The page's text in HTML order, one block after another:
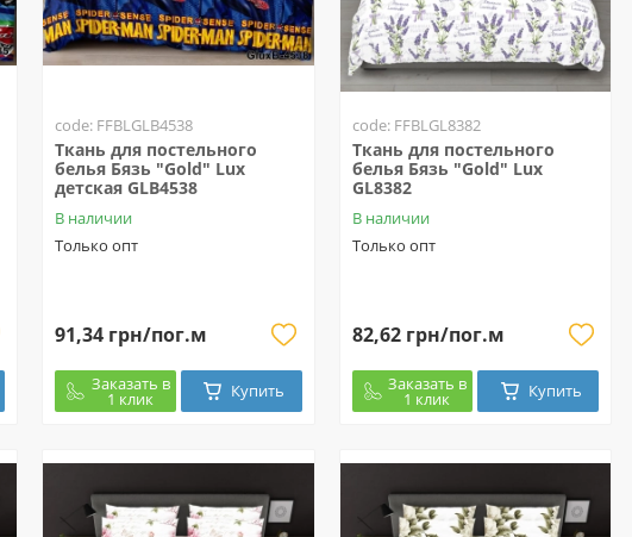
code: FFBLGLB4538
Ткань для постельного
белья Бязь "Gold" Lux
детская GLB4538
В наличии
Только опт
91,34 грн/пог.м
Заказать в
1 клик Купить
code: FFBLGL8382
Ткань для постельного
белья Бязь "Gold" Lux
GL8382
В наличии
Только опт
82,62 грн/пог.м
Заказать в
1 клик Купить